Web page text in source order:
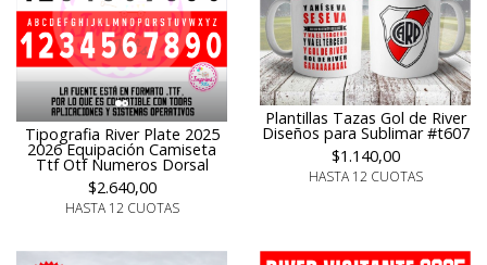
Tipografia River Plate 2025
2026 Equipación Camiseta
Ttf Otf Numeros Dorsal
$2.640,00
HASTA 12 CUOTAS
Plantillas Tazas Gol de River
Diseños para Sublimar #t607
$1.140,00
HASTA 12 CUOTAS